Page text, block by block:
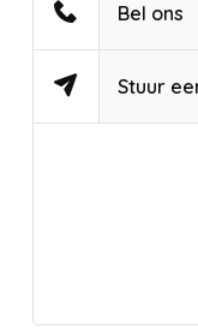
Bel ons
Stuur